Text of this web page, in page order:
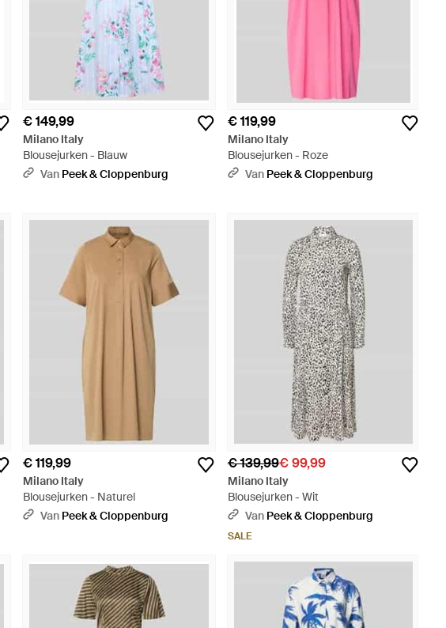
€ 149,99
Milano Italy
Blousejurken - Blauw
Van Peek & Cloppenburg
€ 119,99
Milano Italy
Blousejurken - Roze
Van Peek & Cloppenburg
€ 119,99
Milano Italy
Blousejurken - Naturel
Van Peek & Cloppenburg
€ 139,99€ 99,99
Milano Italy
Blousejurken - Wit
Van Peek & Cloppenburg
SALE